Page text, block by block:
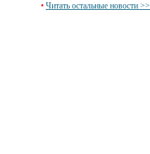
• Читать остальные новости >>